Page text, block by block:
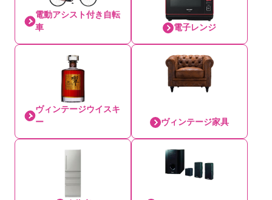
電動アシスト付き自転
車
電子レンジ
ヴィンテージウイスキ
ー
ヴィンテージ家具